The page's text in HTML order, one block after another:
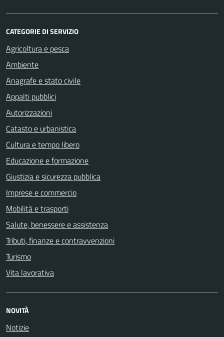
CATEGORIE DI SERVIZIO
Agricoltura e pesca
Ambiente
Anagrafe e stato civile
Appalti pubblici
Autorizzazioni
Catasto e urbanistica
Cultura e tempo libero
Educazione e formazione
Giustizia e sicurezza pubblica
Imprese e commercio
Mobilità e trasporti
Salute, benessere e assistenza
Tributi, finanze e contravvenzioni
Turismo
Vita lavorativa
NOVITÀ
Notizie